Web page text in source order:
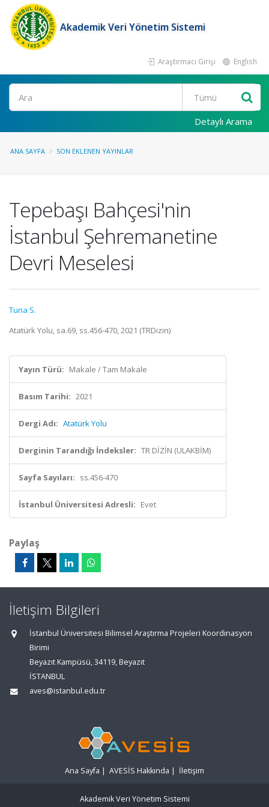
Akademik Veri Yönetim Sistemi
Araştırmacı Girişi English
Ara
Detaylı Arama
ANA SAYFA SON EKLENEN YAYINLAR
Tepebaşı Bahçesi'nin
İstanbul Şehremanetine
Devri Meselesi
Tuna S.
Atatürk Yolu, sa.69, ss.456-470, 2021 (TRDizin)
Yayın Türü: Makale / Tam Makale
Basım Tarihi: 2021
Dergi Adı: Atatürk Yolu
Derginin Tarandığı İndeksler: TR DİZİN (ULAKBİM)
Sayfa Sayıları: ss.456-470
İstanbul Üniversitesi Adresli: Evet
Paylaş
İletişim Bilgileri
İstanbul Üniversitesi Bilimsel Araştırma Projeleri Koordinasyon
Birimi
Beyazıt Kampüsü, 34119, Beyazıt
İSTANBUL
aves@istanbul.edu.tr
Ana Sayfa | AVESİS Hakkında | İletişim
Akademik Veri Yönetim Sistemi